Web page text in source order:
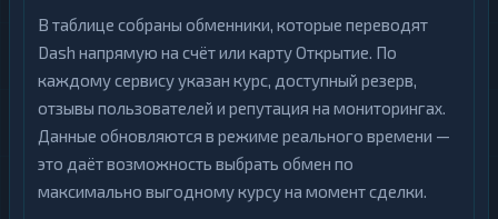
В таблице собраны обменники, которые переводят
Dash напрямую на счёт или карту Открытие. По
каждому сервису указан курс, доступный резерв,
отзывы пользователей и репутация на мониторингах.
Данные обновляются в режиме реального времени —
это даёт возможность выбрать обмен по
максимально выгодному курсу на момент сделки.